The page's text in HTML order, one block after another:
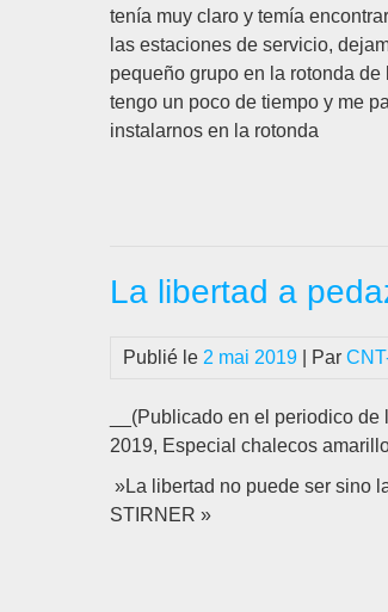
tenía muy claro y temía
las estaciones de servicio,
pequeño grupo en la rotonda
tengo un poco de tiempo y me
instalarnos en la rotonda
La libertad a
Publié le 2 mai 2019 | Par
__(Publicado en el periodico
2019, Especial chalecos
»La libertad no puede ser sino
STIRNER »